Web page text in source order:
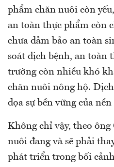
phẩm chăn nuôi còn
an toàn thực phẩm còn
chưa đảm bảo an toàn
soát dịch bệnh, an toàn
trường còn nhiều khó
chăn nuôi nông hộ.
dọa sự bền vững của
Không chỉ vậy, theo
nuôi đang và sẽ phải
phát triển trong bối